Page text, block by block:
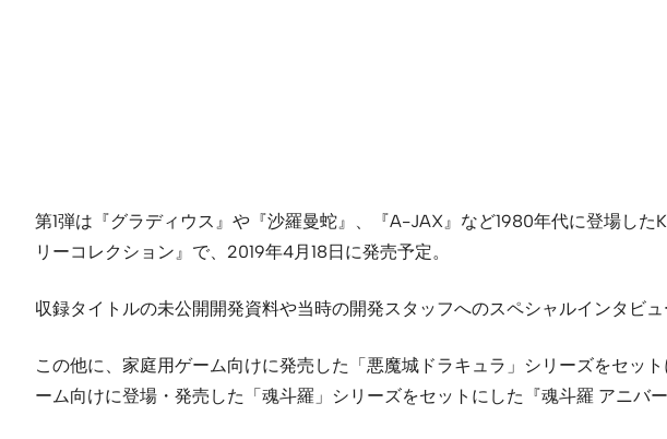
第1弾は『グラディウス』や『沙羅曼蛇』、『A-JAX』など1980年代に登場し
リーコレクション』で、2019年4月18日に発売予定。
収録タイトルの未公開開発資料や当時の開発スタッフへのスペシャルインタビ
この他に、家庭用ゲーム向けに発売した「悪魔城ドラキュラ」シリーズをセッ
ーム向けに登場・発売した「魂斗羅」シリーズをセットにした『魂斗羅 アニバ